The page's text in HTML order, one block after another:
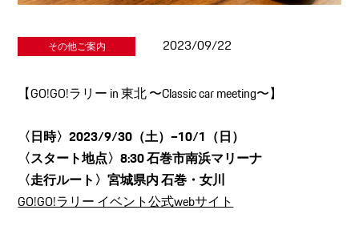
その他ご案内 2023/09/22
【GO!GO!ラリー in 東北 〜Classic car meeting〜】
〈日時〉2023/9/30（土）―10/1（日）
〈スタート地点〉8:30 石巻市南浜マリーナ
〈走行ルート〉宮城県内 石巻・女川
GO!GO!ラリー イベント公式webサイト